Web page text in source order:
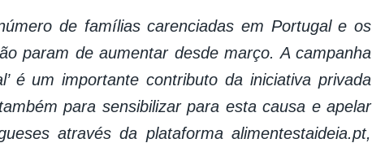
de famílias carenciadas em Portugal e os
param de aumentar desde março. A campanha
é um importante contributo da iniciativa privada
para sensibilizar para esta causa e apelar
através da plataforma alimentestaideia.pt,